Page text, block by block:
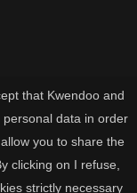
that Kwendoo and
data in order
you to share the
clicking on I refuse,
strictly necessary